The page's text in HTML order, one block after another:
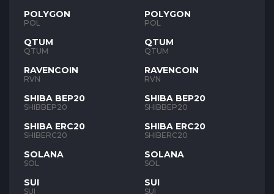
POLYGON
POL
QTUM
QTUM
RAVENCOIN
RVN
SHIBA BEP20
SHIBBEP20
SHIBA ERC20
SHIBERC20
SOLANA
SOL
SUI
SUI
POLYGON
POL
QTUM
QTUM
RAVENCOIN
RVN
SHIBA BEP20
SHIBBEP20
SHIBA ERC20
SHIBERC20
SOLANA
SOL
SUI
SUI